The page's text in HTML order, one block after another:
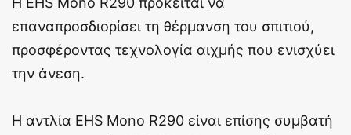
επαναπροσδιορίσει τη θέρμανση του σπιτιού,
προσφέροντας τεχνολογία αιχμής που ενισχύει
την άνεση.
Η αντλία EHS Mono R290 είναι επίσης συμβατή